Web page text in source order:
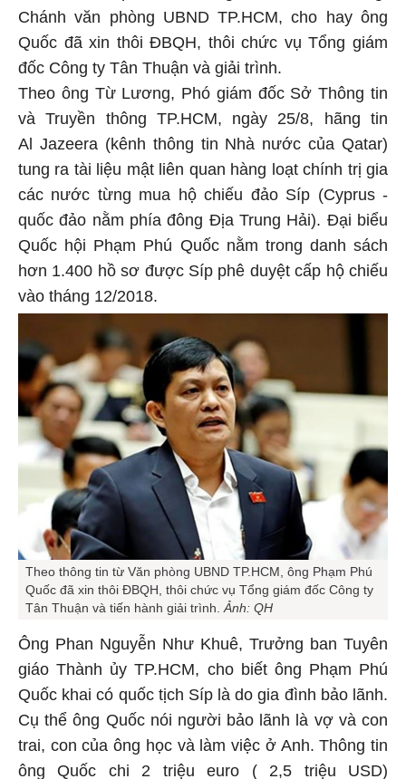
Chánh văn phòng UBND TP.HCM, cho hay ông
Quốc đã xin thôi ĐBQH, thôi chức vụ Tổng giám
đốc Công ty Tân Thuận và giải trình.
Theo ông Từ Lương, Phó giám đốc Sở Thông tin
và Truyền thông TP.HCM, ngày 25/8, hãng tin
Al Jazeera (kênh thông tin Nhà nước của Qatar)
tung ra tài liệu mật liên quan hàng loạt chính trị gia
các nước từng mua hộ chiếu đảo Síp (Cyprus -
quốc đảo nằm phía đông Địa Trung Hải). Đại biểu
Quốc hội Phạm Phú Quốc nằm trong danh sách
hơn 1.400 hồ sơ được Síp phê duyệt cấp hộ chiếu
vào tháng 12/2018.
Theo thông tin từ Văn phòng UBND TP.HCM, ông Phạm Phú
Quốc đã xin thôi ĐBQH, thôi chức vụ Tổng giám đốc Công ty
Tân Thuận và tiến hành giải trình.
Ảnh: QH
Ông Phan Nguyễn Như Khuê, Trưởng ban Tuyên
giáo Thành ủy TP.HCM, cho biết ông Phạm Phú
Quốc khai có quốc tịch Síp là do gia đình bảo lãnh.
Cụ thể ông Quốc nói người bảo lãnh là vợ và con
trai, con của ông học và làm việc ở Anh. Thông tin
ông Quốc chi 2 triệu euro ( 2,5 triệu USD)